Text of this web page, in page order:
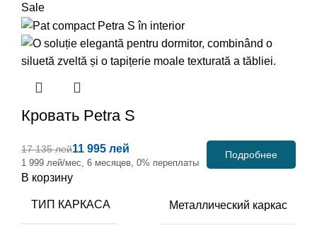
Sale
Кровать Petra S
17 135 лей11 995 лей
1 999 лей/мес, 6 месяцев, 0% переплаты
Подробнее
В корзину
ТИП КАРКАСА Металлический каркас